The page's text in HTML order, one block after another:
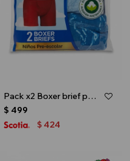
Pack x2 Boxer brief para niño toddler - Multicolor
$ 499
$ 424